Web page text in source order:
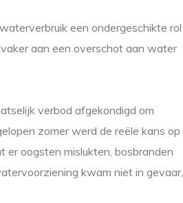
een ondergeschikte rol
aan een overschot aan water
verbod afgekondigd om
zomer werd de reële kans op
er oogsten mislukten, bosbranden
kwam niet in gevaar,